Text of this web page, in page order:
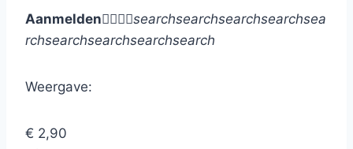
Aanmeldensearchsearchsearchsearchsea
rchsearchsearchsearchsearch
Weergave:
€ 2,90